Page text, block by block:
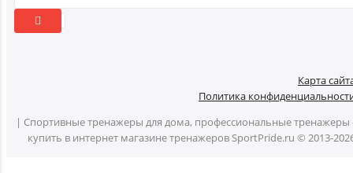
Карта
Политика
| Спортивные тренажеры для дома, профессиональные тренажеры
купить в интернет магазине тренажеров SportPride.ru © 2013-